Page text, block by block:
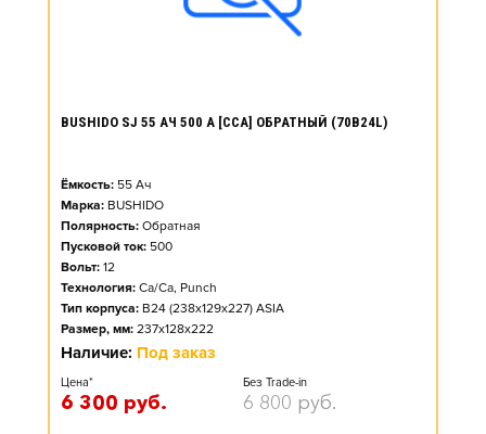
BUSHIDO SJ 55 АЧ 500 А [CCA] ОБРАТНЫЙ (70B24L)
Ёмкость: 55 Ач
Марка: BUSHIDO
Полярность: Обратная
Пусковой ток: 500
Вольт: 12
Технология: Ca/Ca, Punch
Тип корпуса: B24 (238x129x227) ASIA
Размер, мм: 237x128x222
Наличие: Под заказ
Цена*
6 300 руб.
Без Trade-in
6 800 руб.